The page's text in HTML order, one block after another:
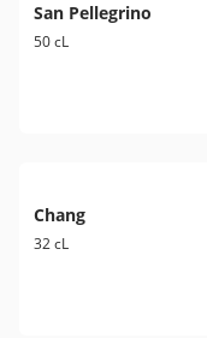
San Pellegrino
50 cL
Chang
32 cL